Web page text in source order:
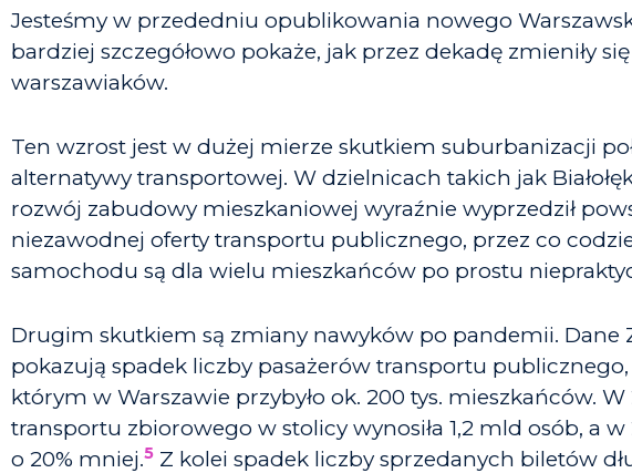
Jesteśmy w przededniu opublikowania nowego
bardziej szczegółowo pokaże, jak przez dekadę zmieniły
warszawiaków.
Ten wzrost jest w dużej mierze skutkiem suburbanizacji
alternatywy transportowej. W dzielnicach takich jak
rozwój zabudowy mieszkaniowej wyraźnie wyprzedził
niezawodnej oferty transportu publicznego, przez co
samochodu są dla wielu mieszkańców po prostu
Drugim skutkiem są zmiany nawyków po pandemii. Dane
pokazują spadek liczby pasażerów transportu
którym w Warszawie przybyło ok. 200 tys. mieszkańców.
transportu zbiorowego w stolicy wynosiła 1,2 mld osób, a
o 20% mniej.5 Z kolei spadek liczby sprzedanych biletów